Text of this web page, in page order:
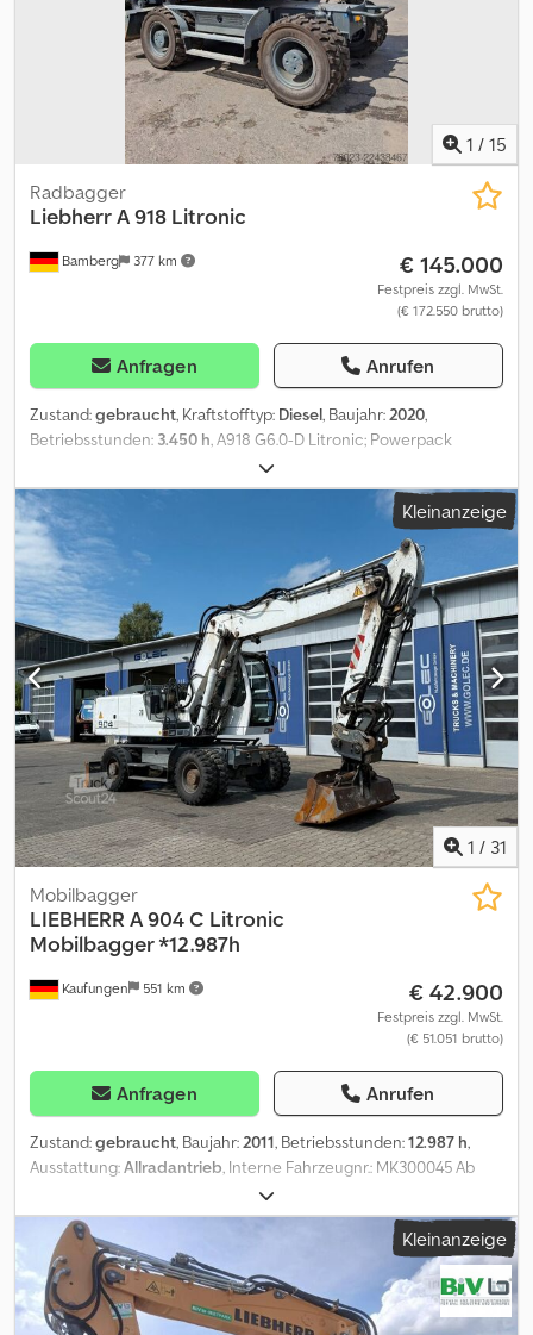
an Frank Beck, um weitere Informationen zu erhalten.
1 / 15
Bamberg 377 km
Radbagger
LiebherrA 918 Litronic
€ 145.000
Festpreis zzgl. MwSt.
(€ 172.550 brutto)
Anfragen Anrufen
Zustand:gebraucht, Kraftstofftyp: Diesel, Baujahr:2020,
Betriebsstunden: 3.450 h, A918 G6.0-D Litronic; Powerpack
Abgasstufe V; Rohrbruchsicherung Stielzylinder; LIDAT Hardware;
Abstützplanierschild hinten 2.750 mm breit; Zwillings-Bereifung
Liebherr EM 22 (290-90-20 PR 18); Vorwärmung Kraftstoff;
Fahrersitz Comfort; LED Scheinwerfer; Hydraulik für Hammer,
Scheren und Greifer; Verstellausleger 5,25 m; Löffelstiel 2,45 m;
Schnellwechsler LIKUFIX 48; Vorbereitung Straßenzulassung
Deutschland; Inkl. 2x Tieflöffel und 1x Grabenräumlöffel. = Weitere
Informationen = Antrieb: Rad Leergewicht: 18.000 kg Dkodpfjzp
Ewdex Acmsr Seriennummer: 1184/128582 Lieferbedingungen:
EXW Produktionsland: DE Wenden Sie sich an Frank Beck, um
weitere Informationen zu erhalten.
Kleinanzeige
1 / 31
Kaufungen 551 km
Mobilbagger
LIEBHERR A 904 C Litronic
Mobilbagger *12.987h
€ 42.900
Festpreis zzgl. MwSt.
(€ 51.051 brutto)
Anfragen Anrufen
Zustand:gebraucht, Baujahr:2011, Betriebsstunden:12.987 h,
Ausstattung:Allradantrieb, Interne Fahrzeugnr.: MK300045 Ab
sofort verfügbar auf unserem Hof in Kaufungen. Mehr INFO unter:
? Luis Lucena ? Viktoria Sologubova Deutsch Liebherr A 904 C
Litronic Mobilbagger | 20 t | 12.987 Betriebsstunden Zum Verkauf
steht ein gebrauchter Liebherr A 904 C Litronic Mobilbagger aus
dem Baujahr 2011. Die Maschine verfügt über Allradantrieb und
eine Schnellwechseleinrichtung. Mit einem Gewicht von 20.000
Kleinanzeige